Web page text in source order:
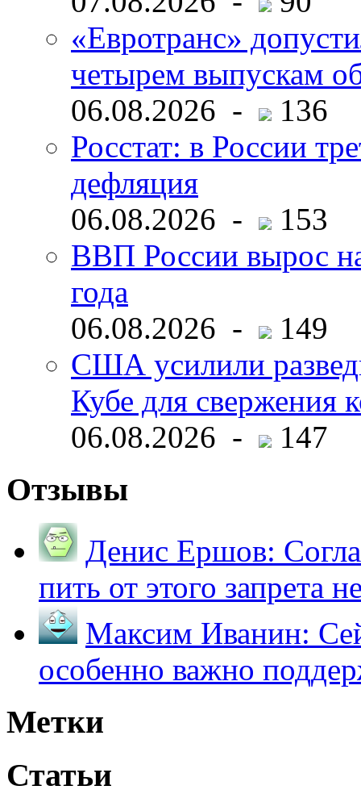
«Евротранс»
четырем выпускам
06.08.2026 -
136
Росстат: в России
дефляция
06.08.2026 -
153
ВВП России вырос
года
06.08.2026 -
149
США усилили
Кубе для свержения
06.08.2026 -
147
Отзывы
Денис Ершов:
пить от этого запрета
Максим Иванин:
особенно важно
Метки
Статьи